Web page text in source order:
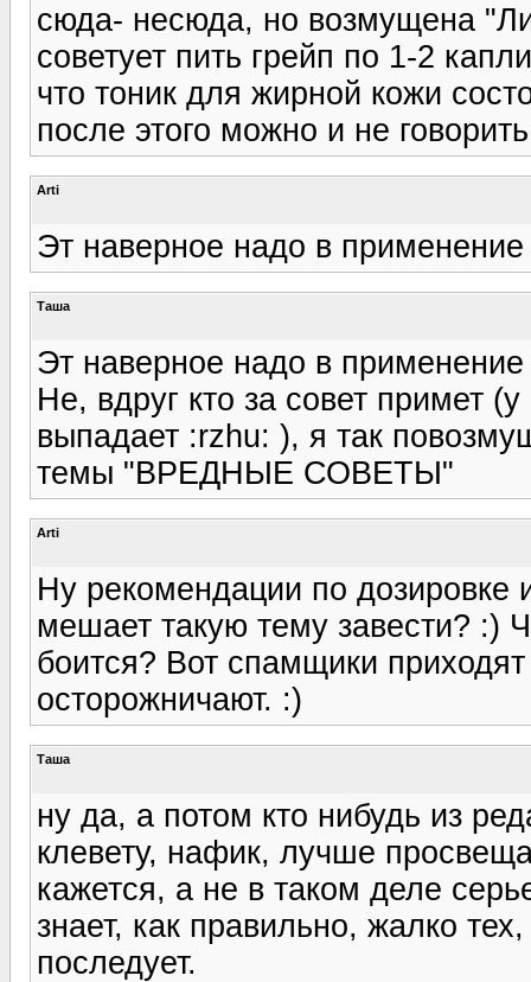
сюда- несюда, но возмущена
советует пить грейп по 1-2
что тоник для жирной кожи
после этого можно и не
Arti
Эт наверное надо в
Таша
Эт наверное надо в
Не, вдруг кто за совет примет
выпадает :rzhu: ), я так
темы "ВРЕДНЫЕ СОВЕТЫ"
Arti
Ну рекомендации по
мешает такую тему завести? :)
боится? Вот спамщики
осторожничают. :)
Таша
ну да, а потом кто нибудь из
клевету, нафик, лучше
кажется, а не в таком деле
знает, как правильно, жалко
последует.